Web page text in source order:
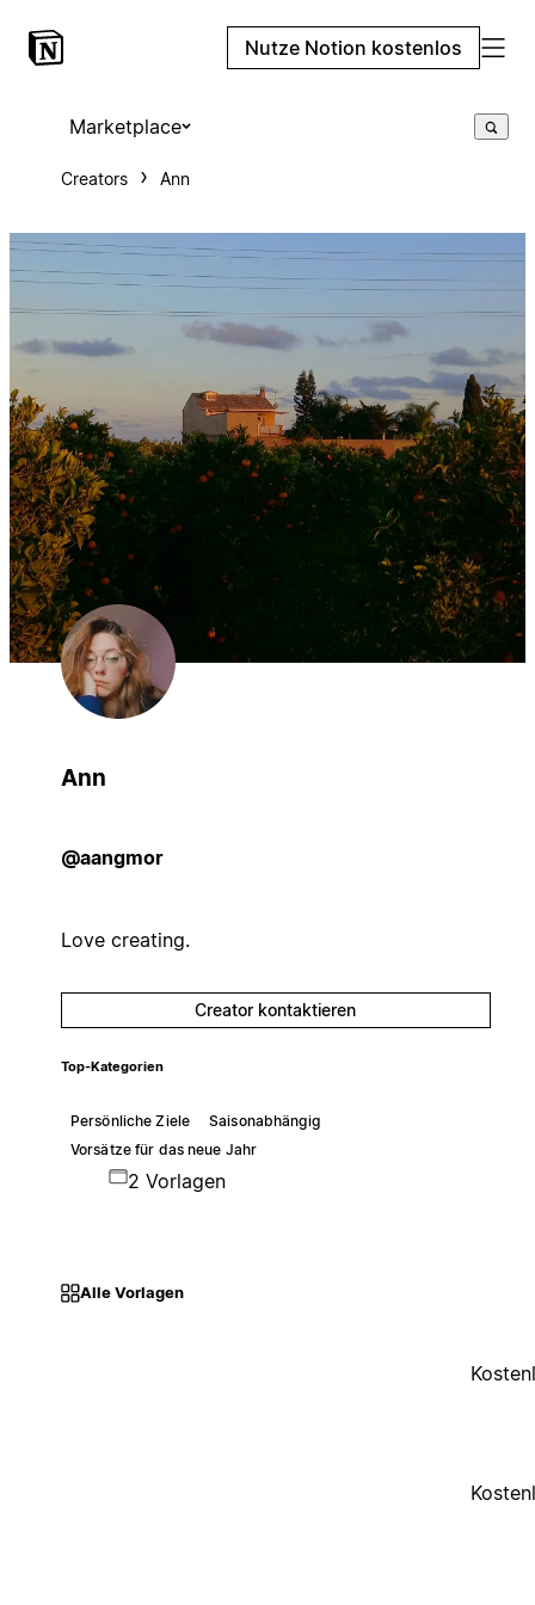
Nutze Notion kostenlos
Marketplace
Creators Ann
Ann
@aangmor
Love creating.
Creator kontaktieren
Top-Kategorien
Persönliche Ziele
Saisonabhängig
Vorsätze für das neue Jahr
2 Vorlagen
Alle Vorlagen